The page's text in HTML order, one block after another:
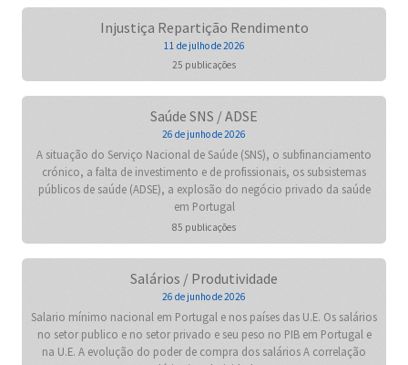
Injustiça Repartição Rendimento
11 de julho de 2026
25 publicações
Saúde SNS / ADSE
26 de junho de 2026
A situação do Serviço Nacional de Saúde (SNS), o subfinanciamento
crónico, a falta de investimento e de profissionais, os subsistemas
públicos de saúde (ADSE), a explosão do negócio privado da saúde
em Portugal
85 publicações
Salários / Produtividade
26 de junho de 2026
Salario mínimo nacional em Portugal e nos países das U.E. Os salários
no setor publico e no setor privado e seu peso no PIB em Portugal e
na U.E. A evolução do poder de compra dos salários A correlação